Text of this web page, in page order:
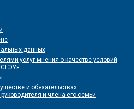
данных
услуг мнения о качестве условий
и обязательствах
и члена его семьи